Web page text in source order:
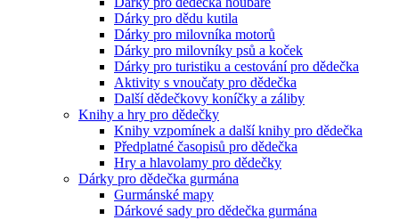
Dárky pro dědu kutila
Dárky pro milovníka motorů
Dárky pro milovníky psů a koček
Dárky pro turistiku a cestování pro dědečka
Aktivity s vnoučaty pro dědečka
Další dědečkovy koníčky a záliby
Knihy a hry pro dědečky
Knihy vzpomínek a další knihy pro dědečka
Předplatné časopisů pro dědečka
Hry a hlavolamy pro dědečky
Dárky pro dědečka gurmána
Gurmánské mapy
Dárkové sady pro dědečka gurmána